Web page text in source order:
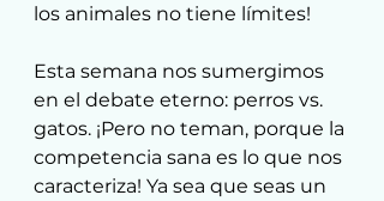
los animales no tiene límites!
Esta semana nos sumergimos
en el debate eterno: perros vs.
gatos. ¡Pero no teman, porque la
competencia sana es lo que nos
caracteriza! Ya sea que seas un